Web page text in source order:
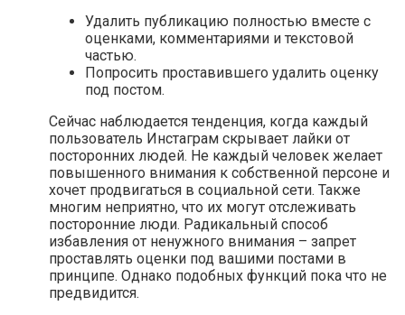
Удалить публикацию полностью вместе с
оценками, комментариями и текстовой
частью.
Попросить проставившего удалить оценку
под постом.
Сейчас наблюдается тенденция, когда каждый
пользователь Инстаграм скрывает лайки от
посторонних людей. Не каждый человек желает
повышенного внимания к собственной персоне и
хочет продвигаться в социальной сети. Также
многим неприятно, что их могут отслеживать
посторонние люди. Радикальный способ
избавления от ненужного внимания – запрет
проставлять оценки под вашими постами в
принципе. Однако подобных функций пока что не
предвидится.